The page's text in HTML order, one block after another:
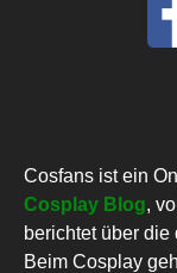
Cosfans ist ein
Cosplay Blog,
berichtet über
Beim Cosplay